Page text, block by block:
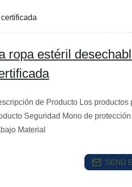
ropa estéril
de Producto Los
Seguridad Mono de
Material
SEND